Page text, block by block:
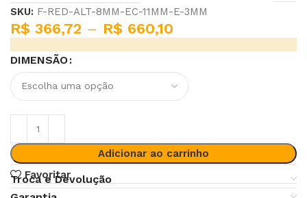
SKU: F-RED-ALT-8MM-EC-11MM-E-3MM
R$ 366,72 – R$ 660,10
DIMENSÃO
Adicionar ao carrinho
Favoritar
Troca e Devolução